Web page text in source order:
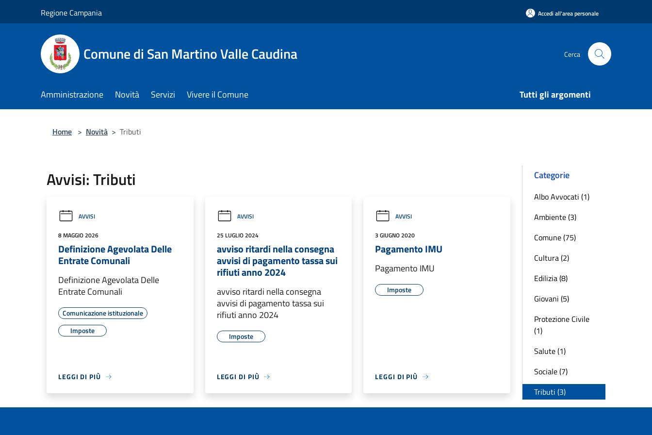
Regione Campania Accedi all'area personale
Comune di San Martino Valle Caudina Cerca
Amministrazione Novità Servizi Vivere il Comune Tutti gli argomenti
Home > Novità > Tributi
Avvisi: Tributi
AVVISI
8 MAGGIO 2026
Definizione Agevolata Delle
Entrate Comunali
Definizione Agevolata Delle
Entrate Comunali
Comunicazione istituzionale
Imposte
LEGGI DI PIÙ
AVVISI
25 LUGLIO 2024
avviso ritardi nella consegna
avvisi di pagamento tassa sui
rifiuti anno 2024
avviso ritardi nella consegna
avvisi di pagamento tassa sui
rifiuti anno 2024
Imposte
LEGGI DI PIÙ
AVVISI
3 GIUGNO 2020
Pagamento IMU
Pagamento IMU
Imposte
LEGGI DI PIÙ
Categorie
Albo Avvocati (1)
Ambiente (3)
Comune (75)
Cultura (2)
Edilizia (8)
Giovani (5)
Protezione Civile
(1)
Salute (1)
Sociale (7)
Tributi (3)